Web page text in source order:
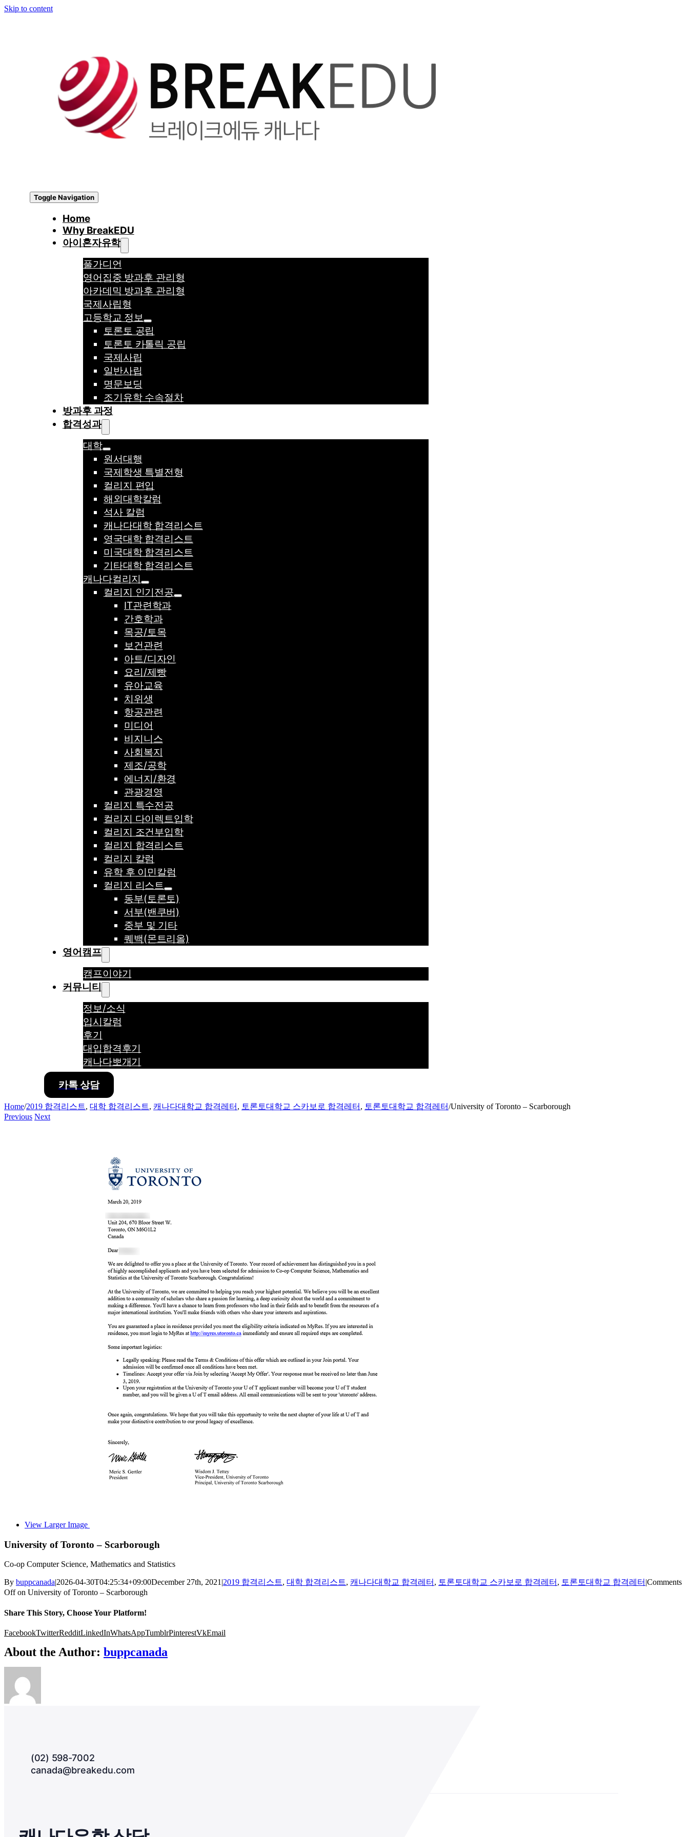
Skip to content
Toggle Navigation
Home
Why BreakEDU
아이혼자유학
풀가디언
영어집중 방과후 관리형
아카데믹 방과후 관리형
국제사립형
고등학교 정보
토론토 공립
토론토 카톨릭 공립
국제사립
일반사립
명문보딩
조기유학 수속절차
방과후 과정
합격성과
대학
원서대행
국제학생 특별전형
컬리지 편입
해외대학칼럼
석사 칼럼
캐나다대학 합격리스트
영국대학 합격리스트
미국대학 합격리스트
기타대학 합격리스트
캐나다컬리지
컬리지 인기전공
IT관련학과
간호학과
목공/토목
보건관련
아트/디자인
요리/제빵
유아교육
치위생
항공관련
미디어
비지니스
사회복지
제조/공학
에너지/환경
관광경영
컬리지 특수전공
컬리지 다이렉트입학
컬리지 조건부입학
컬리지 합격리스트
컬리지 칼럼
유학 후 이민칼럼
컬리지 리스트
동부(토론토)
서부(밴쿠버)
중부 및 기타
퀘백(몬트리올)
영어캠프
캠프이야기
커뮤니티
정보/소식
입시칼럼
후기
대입합격후기
캐나다뽀개기
카톡 상담
Home/2019 합격리스트, 대학 합격리스트, 캐나다대학교 합격레터 , 토론토대학교 스카보로 합격레터 , 토론토대학교 합격레터/University of Toronto – Scarborough
Previous Next
View Larger Image
University of Toronto – Scarborough
Co-op Computer Science, Mathematics and Statistics
By buppcanada|2026-04-30T04:25:34+09:00December 27th, 2021|2019 합격리스트, 대학 합격리스트, 캐나다대학교 합격레터 , 토론토대학교 스카보로 합격레터 , 토론토대학교 합격레터 |Comments
Offon University of Toronto – Scarborough
Share This Story, Choose Your Platform!
FacebookTwitterRedditLinkedInWhatsAppTumblrPinterestVkEmail
About the Author: buppcanada
(02) 598-7002
canada@breakedu.com